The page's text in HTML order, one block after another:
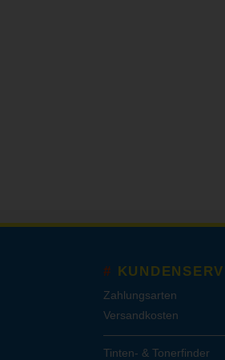
Zahlungsarten
Versandkosten
Tinten- & Tonerfinder